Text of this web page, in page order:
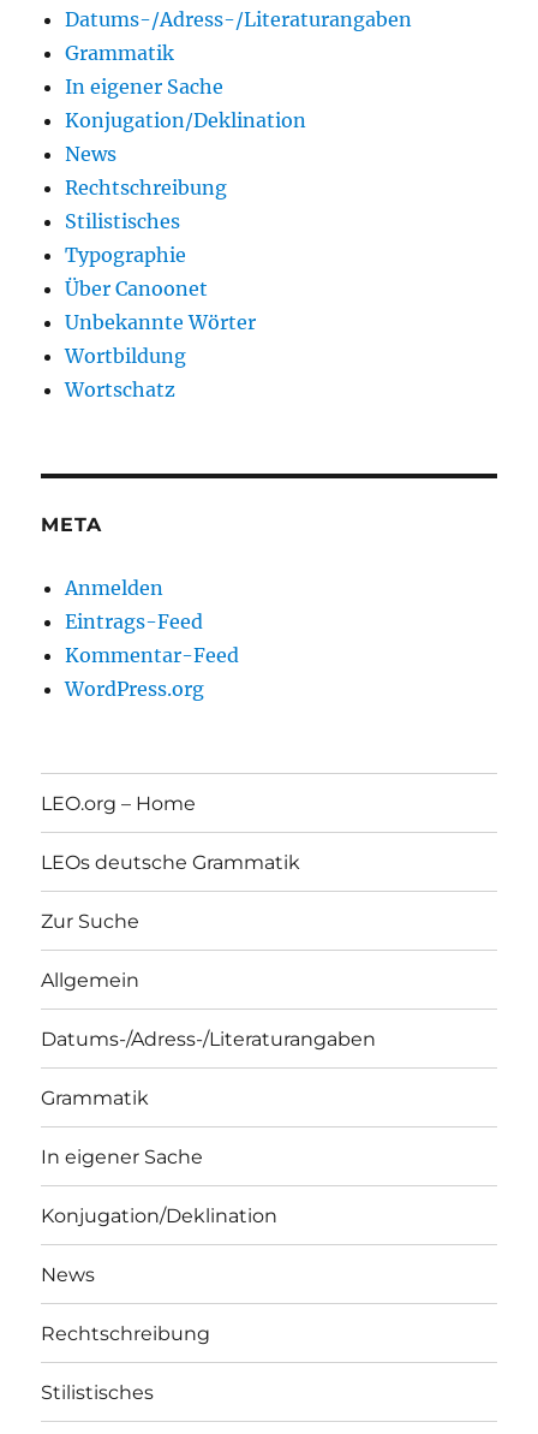
Datums-/Adress-/Literaturangaben
Grammatik
In eigener Sache
Konjugation/Deklination
News
Rechtschreibung
Stilistisches
Typographie
Über Canoonet
Unbekannte Wörter
Wortbildung
Wortschatz
META
Anmelden
Eintrags-Feed
Kommentar-Feed
WordPress.org
LEO.org – Home
LEOs deutsche Grammatik
Zur Suche
Allgemein
Datums-/Adress-/Literaturangaben
Grammatik
In eigener Sache
Konjugation/Deklination
News
Rechtschreibung
Stilistisches